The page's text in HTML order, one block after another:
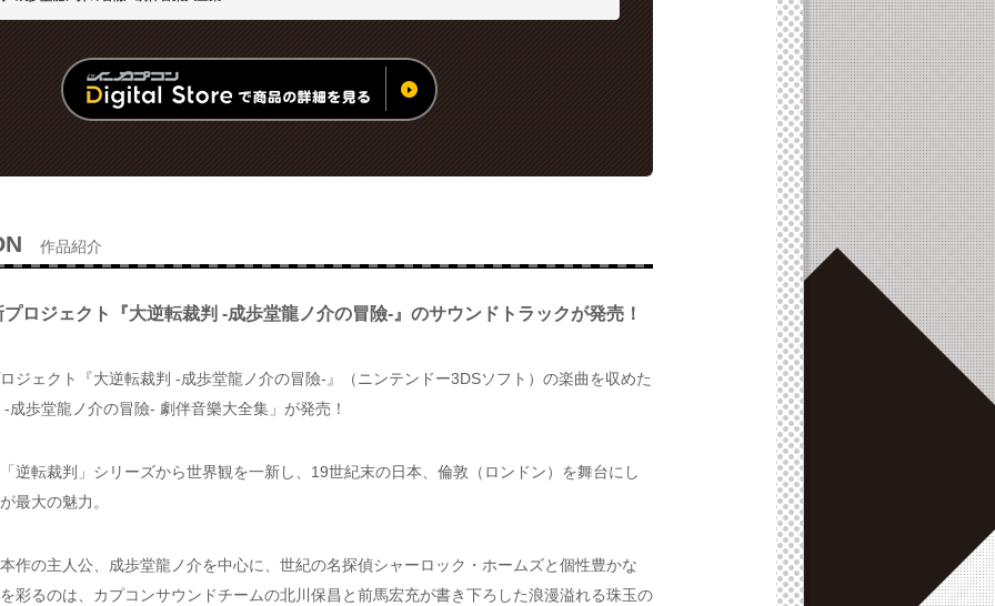
作品紹介
ロジェクト『大逆転裁判 -成歩堂龍ノ介の冒險-』のサウンドトラックが発売！
ジェクト『大逆転裁判 -成歩堂龍ノ介の冒險-』（ニンテンドー3DSソフト）の楽曲を収めた
成歩堂龍ノ介の冒險- 劇伴音樂大全集」が発売！
逆転裁判」シリーズから世界観を一新し、19世紀末の日本、倫敦（ロンドン）を舞台にし
最大の魅力。
作の主人公、成歩堂龍ノ介を中心に、世紀の名探偵シャーロック・ホームズと個性豊かな
彩るのは、カプコンサウンドチームの北川保昌と前馬宏充が書き下ろした浪漫溢れる珠玉の